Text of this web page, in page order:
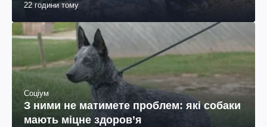
22 години тому
Соціум
З ними не матимете проблем: які собаки
мають міцне здоров’я